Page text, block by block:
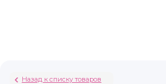
Назад к списку товаров